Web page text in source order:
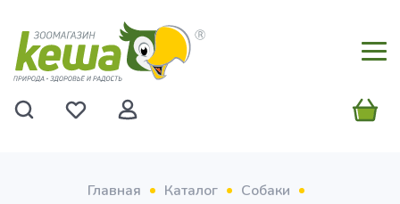
Главная Каталог
Собаки